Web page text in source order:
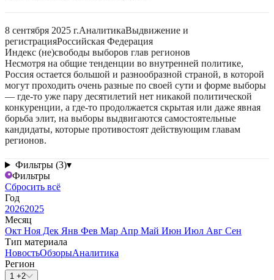
8 сентября 2025 г.АналитикаВыдвижение и
регистрацияРоссийская Федерация
Индекс (не)свободы выборов глав регионов
Несмотря на общие тенденции во внутренней политике,
Россия остается большой и разнообразной страной, в которой
могут проходить очень разные по своей сути и форме выборы
— где-то уже пару десятилетий нет никакой политической
конкуренции, а где-то продолжается скрытая или даже явная
борьба элит, на выборы выдвигаются самостоятельные
кандидаты, которые противостоят действующим главам
регионов.
Фильтры (3)▾
Фильтры
Сбросить всё
Год
20262025
Месяц
Окт Ноя Дек Янв Фев Мар Апр Май Июн Июл Авг Сен
Тип материала
НовостьОбзорыАналитика
Регион
1 +2